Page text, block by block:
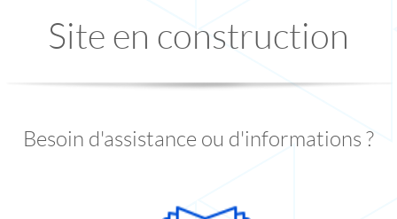
Site en construction
Besoin d'assistance ou d'informations ?